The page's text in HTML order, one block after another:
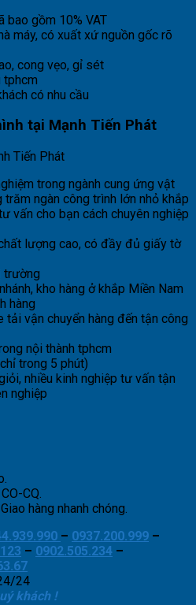
bao gồm 10% VAT
máy, có xuất xứ nguồn gốc rõ
cong vẹo, gỉ sét
tphcm
có nhu cầu
tại Mạnh Tiến Phát
Tiến Phát
trong ngành cung ứng vật
trăm ngàn công trình lớn nhỏ khắp
vấn cho bạn cách chuyên nghiệp
lượng cao, có đầy đủ giấy tờ
trường
kho hàng ở khắp Miền Nam
hàng
tải vận chuyển hàng đến tận công
nội thành tphcm
trong 5 phút)
nhiều kinh nghiệp tư vấn tận
nghiệp
CQ.
hàng nhanh chóng.
– 0937.200.999 –
– 0902.505.234 –
24
khách !